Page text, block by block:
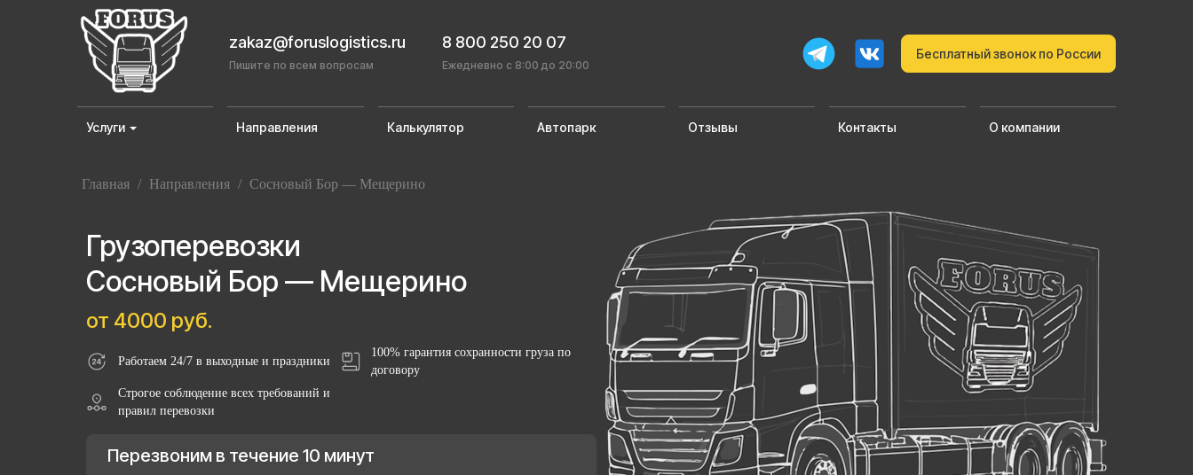
zakaz@foruslogistics.ru
Пишите по всем вопросам
8 800 250 20 07
Ежедневно с 8:00 до 20:00
Бесплатный звонок по России
Услуги Направления Калькулятор Автопарк Отзывы Контакты О компании
Главная / Направления / Сосновый Бор — Мещерино
Грузоперевозки
Сосновый Бор — Мещерино
от 4000 руб.
Работаем 24/7 в выходные и праздники
100% гарантия сохранности груза по
договору
Строгое соблюдение всех требований и
правил перевозки
Перезвоним в течение 10 минут